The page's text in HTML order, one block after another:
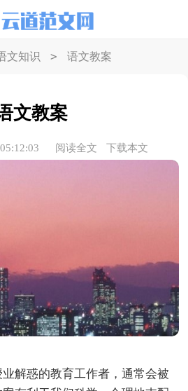
文知识 > 语文教案
文教案
阅读全文 下载本文
解惑的教育工作者，通常会被